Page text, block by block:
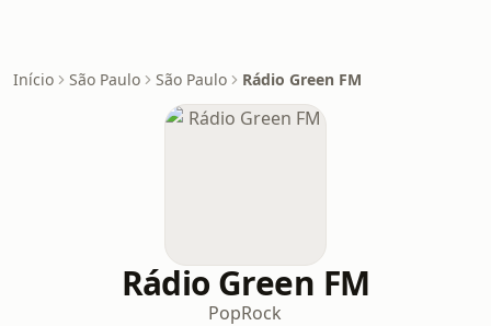
Início São Paulo São Paulo Rádio Green FM
Rádio Green FM
PopRock